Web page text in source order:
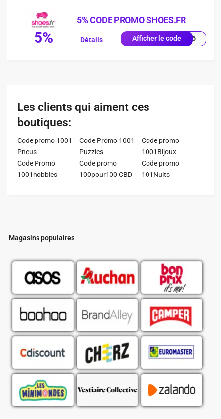
Magasins populaires
5%
5% CODE PROMO SHOES.FR
Afficher le codeJM26
Détails
Les clients qui aiment ces
boutiques:
Code promo 1001
Pneus
Code Promo 1001
Puzzles
Code promo
1001Bijoux
Code Promo
1001hobbies
Code promo
100pour100 CBD
Code promo
101Nuits